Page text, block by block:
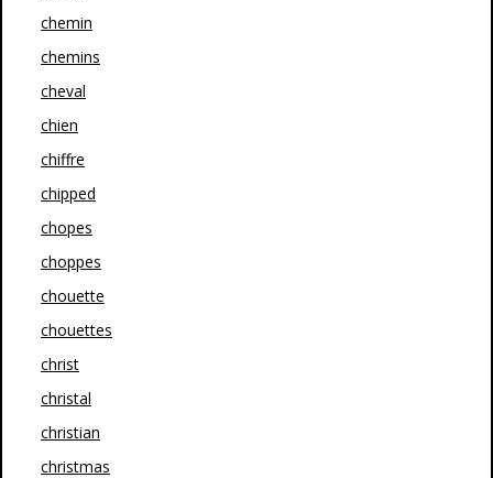
chemin
chemins
cheval
chien
chiffre
chipped
chopes
choppes
chouette
chouettes
christ
christal
christian
christmas